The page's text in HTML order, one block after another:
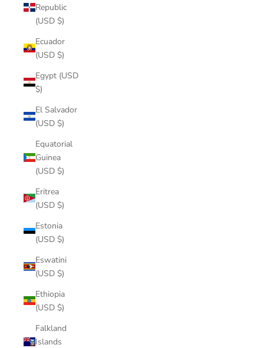
Republic
(USD $)
Ecuador
(USD $)
Egypt (USD
$)
El Salvador
(USD $)
Equatorial
Guinea
(USD $)
Eritrea
(USD $)
Estonia
(USD $)
Eswatini
(USD $)
Ethiopia
(USD $)
Falkland
Islands